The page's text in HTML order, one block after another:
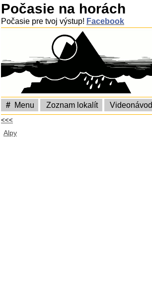
Počasie na horách
Počasie pre tvoj výstup! Facebook
# Menu Zoznam lokalít Videonávod
<<<
Alpy